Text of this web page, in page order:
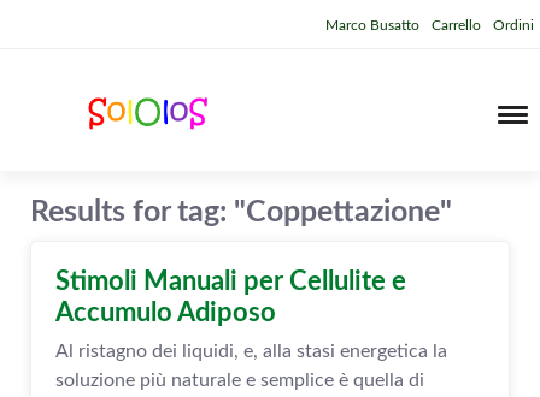
Marco Busatto Carrello Ordini
Results for tag: "Coppettazione"
Stimoli Manuali per Cellulite e
Accumulo Adiposo
Al ristagno dei liquidi, e, alla stasi energetica la
soluzione più naturale e semplice è quella di